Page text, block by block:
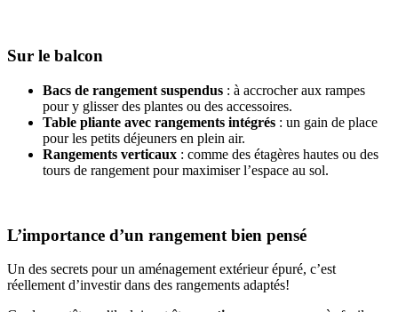
Sur le balcon
Bacs de rangement suspendus : à accrocher aux rampes
pour y glisser des plantes ou des accessoires.
Table pliante avec rangements intégrés : un gain de place
pour les petits déjeuners en plein air.
Rangements verticaux : comme des étagères hautes ou des
tours de rangement pour maximiser l’espace au sol.
L’importance d’un rangement bien pensé
Un des secrets pour un aménagement extérieur épuré, c’est
réellement d’investir dans des rangements adaptés!